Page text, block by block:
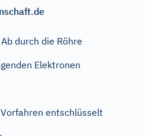
Ab durch die Röhre
Elektronen
entschlüsselt